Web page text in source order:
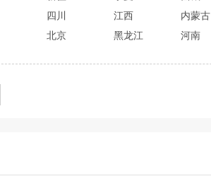
四川 江西 内蒙古
北京 黑龙江 河南